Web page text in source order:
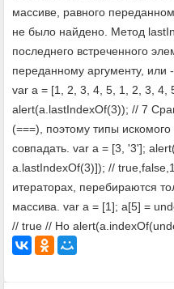
массиве, равного
не было найдено. Метод
последнего встреченного
переданному аргументу, или
var a = [1, 2, 3, 4, 5, 1, 2, 3, 4,
alert(a.lastIndexOf(3)); // 7
(===), поэтому типы
совпадать. var a = [3, '3'];
a.lastIndexOf(3)]); //
итераторах, перебираются
массива. var a = [1]; a[5] =
// true // Но